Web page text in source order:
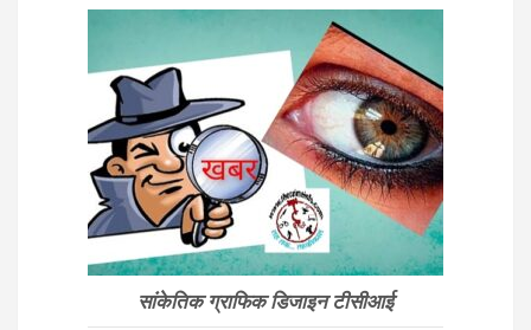
सांकेतिक ग्राफिक डिजाइन टीसीआई